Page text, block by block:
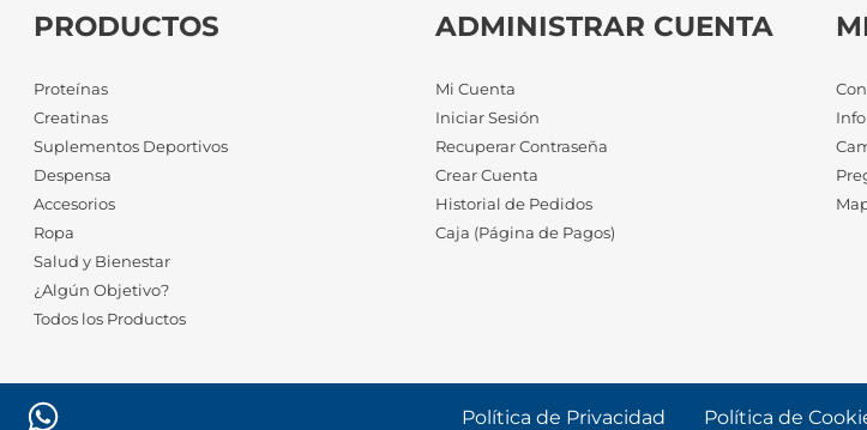
PRODUCTOS
Proteínas
Creatinas
Suplementos Deportivos
Despensa
Accesorios
Ropa
Salud y Bienestar
¿Algún Objetivo?
Todos los Productos
ADMINISTRAR CUENTA
Mi Cuenta
Iniciar Sesión
Recuperar Contraseña
Crear Cuenta
Historial de Pedidos
Caja (Página de Pagos)
Política de Privacidad Política de